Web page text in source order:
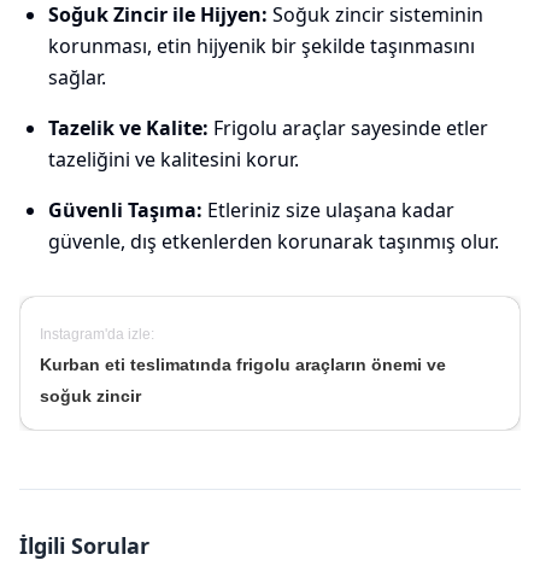
Soğuk Zincir ile Hijyen: Soğuk zincir sisteminin
korunması, etin hijyenik bir şekilde taşınmasını
sağlar.
Tazelik ve Kalite: Frigolu araçlar sayesinde etler
tazeliğini ve kalitesini korur.
Güvenli Taşıma: Etleriniz size ulaşana kadar
güvenle, dış etkenlerden korunarak taşınmış olur.
Instagram'da izle:
Kurban eti teslimatında frigolu araçların önemi ve
soğuk zincir
Kurban eti teslimatında
İlgili Sorular